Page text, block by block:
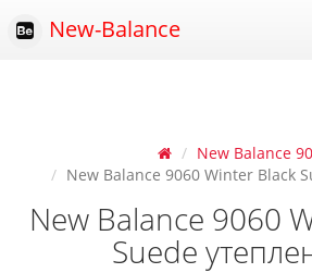
New-Balance
New Balance
New Balance 9060 Winter Black
New Balance 9060
Suede